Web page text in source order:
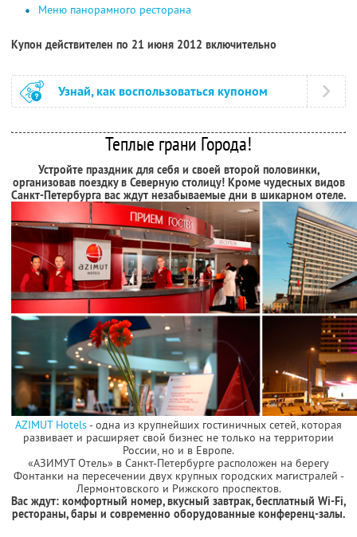
Меню панорамного ресторана
Купон действителен по 21 июня 2012 включительно
Узнай, как воспользоваться купоном
Теплые грани Города!
Устройте праздник для себя и своей второй половинки,
организовав поездку в Северную столицу! Кроме чудесных видов
Санкт-Петербурга вас ждут незабываемые дни в шикарном отеле.
AZIMUT Hotels- одна из крупнейших гостиничных сетей, которая
развивает и расширяет свой бизнес не только на территории
России, но и в Европе.
«АЗИМУТ Отель» в Санкт-Петербурге расположен на берегу
Фонтанки на пересечении двух крупных городских магистралей -
Лермонтовского и Рижского проспектов.
Вас ждут: комфортный номер, вкусный завтрак, бесплатный Wi-Fi,
рестораны, бары и современно оборудованные конференц-залы.